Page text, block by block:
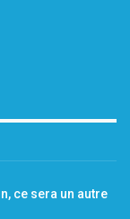
ce sera un autre